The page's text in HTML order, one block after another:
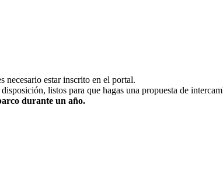
necesario estar inscrito en el portal.
listos para que hagas una propuesta de
durante un año.